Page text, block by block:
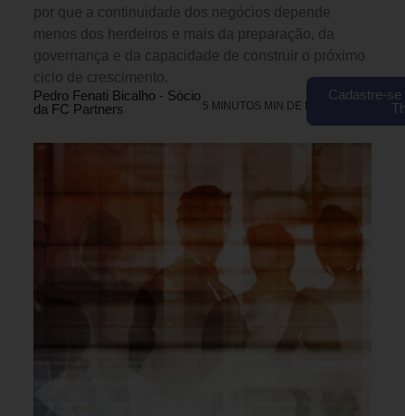
por que a continuidade dos negócios depende
menos dos herdeiros e mais da preparação, da
governança e da capacidade de construir o próximo
ciclo de crescimento.
Pedro Fenati Bicalho - Sócio
da FC Partners
5 MINUTOS MIN DE LEITURA
Cadastre-